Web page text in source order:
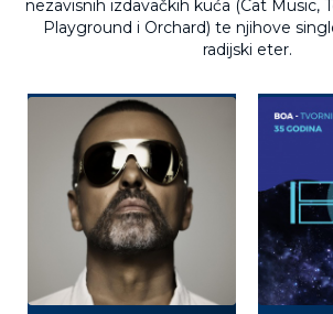
nezavisnih izdavačkih kuća (Cat Music,
Playground i Orchard) te njihove
radijski eter.